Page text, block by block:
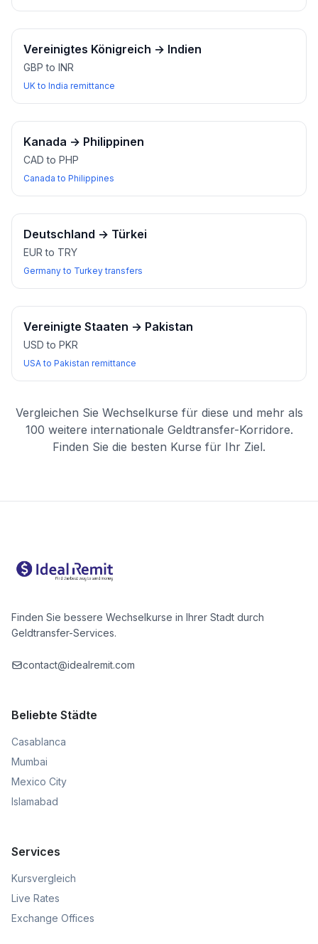
Vereinigtes Königreich → Indien
GBP to INR
UK to India remittance
Kanada → Philippinen
CAD to PHP
Canada to Philippines
Deutschland → Türkei
EUR to TRY
Germany to Turkey transfers
Vereinigte Staaten → Pakistan
USD to PKR
USA to Pakistan remittance
Vergleichen Sie Wechselkurse für diese und mehr als
100 weitere internationale Geldtransfer-Korridore.
Finden Sie die besten Kurse für Ihr Ziel.
Finden Sie bessere Wechselkurse in Ihrer Stadt durch
Geldtransfer-Services.
contact@idealremit.com
Beliebte Städte
Casablanca
Mumbai
Mexico City
Islamabad
Services
Kursvergleich
Live Rates
Exchange Offices